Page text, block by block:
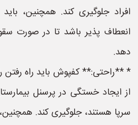
افراد جلوگیری کند. همچنین،
انعطاف پذیر باشد تا در صورت
دهد.
* **راحتی:** کفپوش باید راه رفتن
از ایجاد خستگی در پرسنل
سرپا هستند، جلوگیری کند.